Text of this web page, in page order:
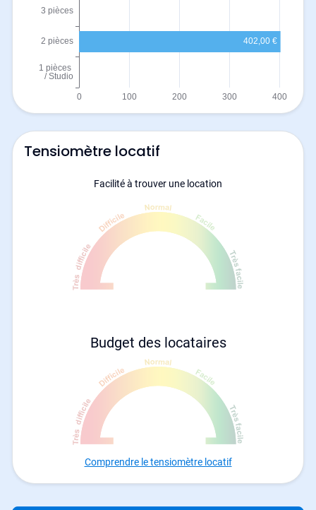
Tensiomètre locatif
Facilité à trouver une location
Budget des locataires
Comprendre le tensiomètre locatif